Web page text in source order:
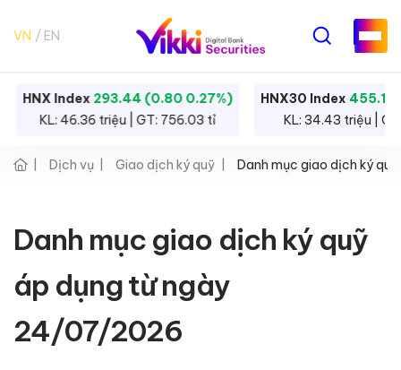
VN EN
HNX Index 293.44 (0.80 0.27%)
KL: 46.36 triệu | GT: 756.03 tỉ
HNX30 Index 455.12
KL: 34.43 triệu |
Dịch vụ Giao dịch ký quỹ Danh mục giao dịch ký
Danh mục giao dịch ký quỹ
áp dụng từ ngày
24/07/2026